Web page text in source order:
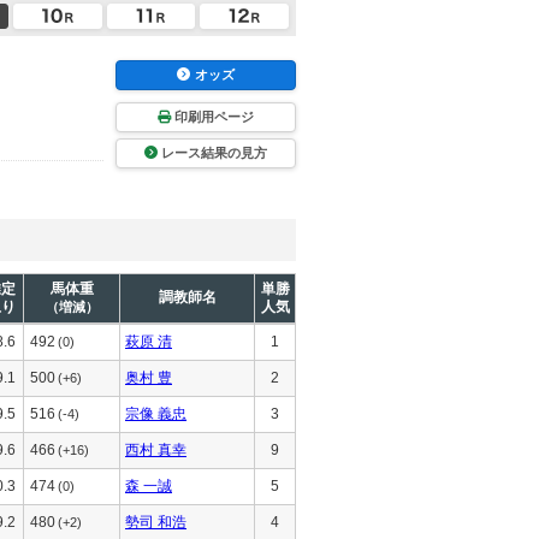
オッズ
印刷用ページ
レース結果の見方
馬体重
（増減）
調教師名
単勝
人気
492 (0) 萩原 清 1
500(+6) 奥村 豊 2
516 (-4) 宗像 義忠 3
466 (+16) 西村 真幸 9
474(0) 森 一誠 5
480(+2) 勢司 和浩 4